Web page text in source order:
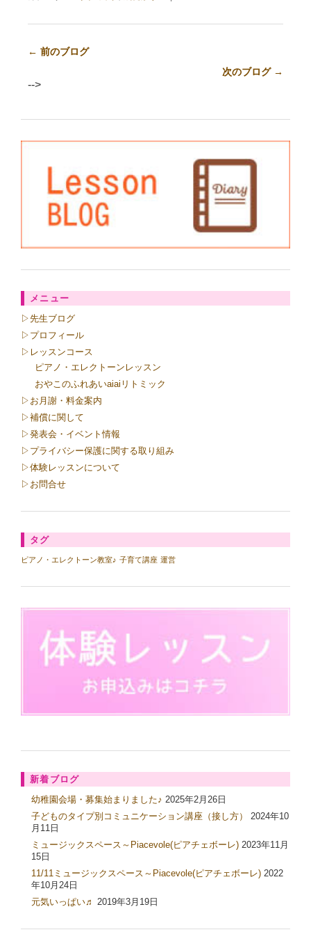
← 前のブログ
次のブログ →
-->
メニュー
▷先生ブログ
▷プロフィール
▷レッスンコース
ピアノ・エレクトーンレッスン
おやこのふれあいaiaiリトミック
▷お月謝・料金案内
▷補償に関して
▷発表会・イベント情報
▷プライバシー保護に関する取り組み
▷体験レッスンについて
▷お問合せ
タグ
ピアノ・エレクトーン教室♪ 子育て講座 運営
新着ブログ
幼稚園会場・募集始まりました♪ 2025年2月26日
子どものタイプ別コミュニケーション講座（接し方）
2024年10
月11日
ミュージックスペース～Piacevole(ピアチェボーレ) 2023年11月
15日
11/11ミュージックスペース～Piacevole(ピアチェボーレ) 2022
年10月24日
元気いっぱい♬ 2019年3月19日